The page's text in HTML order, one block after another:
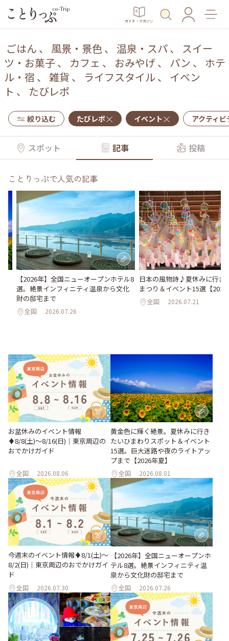
ガイド・マガジン
ごはん 、 風景・景色、 温泉・スパ、 スイー
ツ・お菓子、 カフェ 、 おみやげ 、 パン 、 ホテ
ル・宿 、 雑貨 、 ライフスタイル、 イベン
ト 、 たびレポ
絞り込む たびレポ イベント アクティ
スポット 記事 投稿
ことりっぷで人気の記事
【2026年】全国ニューオープンホテル8
選。絶景インフィニティ温泉から文化
財の邸宅まで
全国 2026.07.26
日本の風物詩♪夏休みに行き
まつり＆イベント15選【
全国 2026.07.21
お盆休みのイベント情報
♦︎8/8(土)〜8/16(日)｜東京周辺の
おでかけガイド
全国 2026.08.06
黄金色に輝く絶景。夏休みに行き
たいひまわりスポット＆イベント
15選。巨大迷路や夜のライトアッ
プまで【2026年夏】
全国 2026.08.01
今週末のイベント情報♦︎8/1(土)〜
8/2(日)｜東京周辺のおでかけガイ
ド
全国 2026.07.30
【2026年】全国ニューオープンホ
テル8選。絶景インフィニティ温
泉から文化財の邸宅まで
全国 2026.07.26